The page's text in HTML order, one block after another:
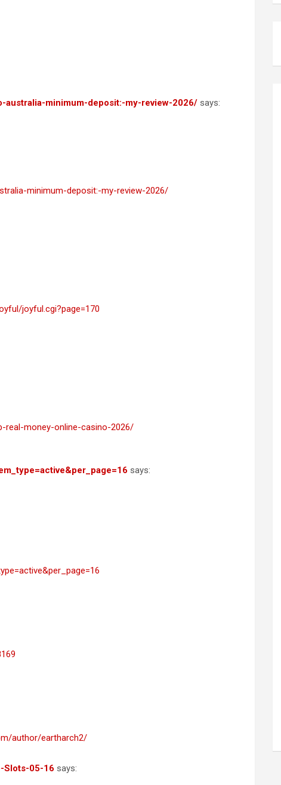
minimum-deposit:-my-review-2026/ says:
minimum-deposit:-my-review-2026/
joyful.cgi?page=170
real-money-online-casino-2026/
says:
author/eartharch2/
Slots-05-16 says: